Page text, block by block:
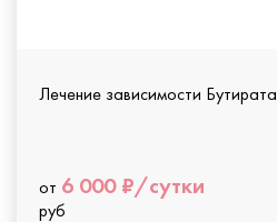
Лечение зависимости Бутирата
от 6 000 ₽/сутки
руб